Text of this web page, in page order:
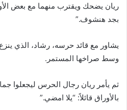
ريان يضحك ويقترب منهما مع بعض
بجد هنشوف.”
يشاور مع قائد حرسه، رشاد، الذي
وسط صراخها المستمر.
ثم يأمر ريان رجال الحرس ليجعلوا
بالأوراق قائلاً: “يلا امضي.”